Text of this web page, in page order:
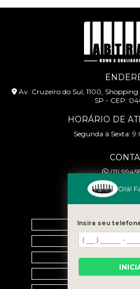
Av. Cruzeiro do Sul, 1100,
SP - CEP:
HORÁRIO DE
Segunda à Sexta:
(11)
Olá!
Insira seu